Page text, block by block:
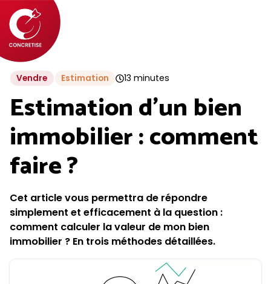
Aller
au
contenu
Vendre Estimation 13 minutes
Estimation d’un bien
immobilier : comment
faire ?
Cet article vous permettra de répondre
simplement et efficacement à la question :
comment calculer la valeur de mon bien
immobilier ? En trois méthodes détaillées.